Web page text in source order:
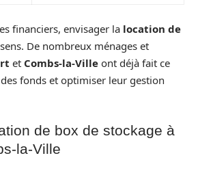
financiers, envisager la location de
De nombreux ménages et
et Combs-la-Ville ont déjà fait ce
fonds et optimiser leur gestion
de box de stockage à
la-Ville